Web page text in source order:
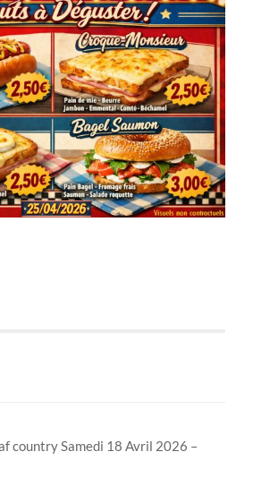
country Samedi 18 Avril 2026 –